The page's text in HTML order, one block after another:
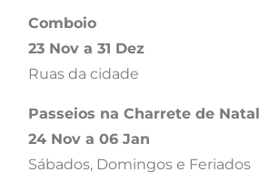
Comboio
23 Nov a 31 Dez
Ruas da cidade
Passeios na Charrete de Natal
24 Nov a 06 Jan
Sábados, Domingos e Feriados